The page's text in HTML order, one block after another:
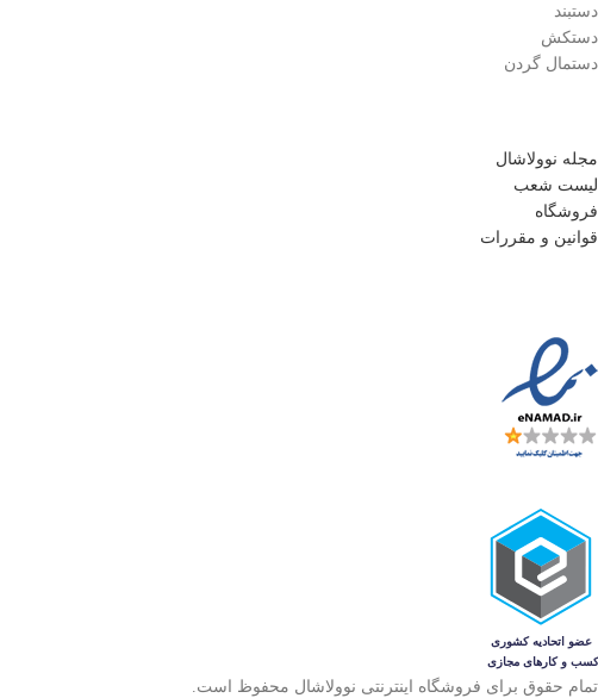
دستبند
دستکش
دستمال گردن
مجله نوولاشال
لیست شعب
فروشگاه
قوانین و مقررات
تمام حقوق برای فروشگاه اینترنتی نوولاشال محفوظ است.